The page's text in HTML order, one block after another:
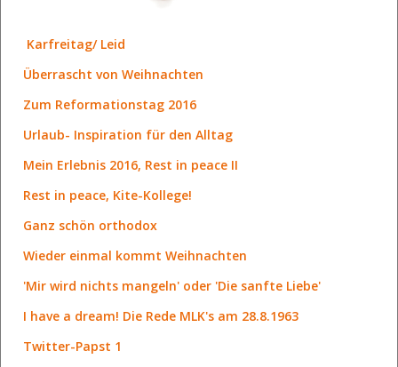
Karfreitag/ Leid
Überrascht von Weihnachten
Zum Reformationstag 2016
Urlaub- Inspiration für den Alltag
Mein Erlebnis 2016, Rest in peace II
Rest in peace, Kite-Kollege!
Ganz schön orthodox
Wieder einmal kommt Weihnachten
'Mir wird nichts mangeln' oder 'Die sanfte Liebe'
I have a dream! Die Rede MLK's am 28.8.1963
Twitter-Papst 1